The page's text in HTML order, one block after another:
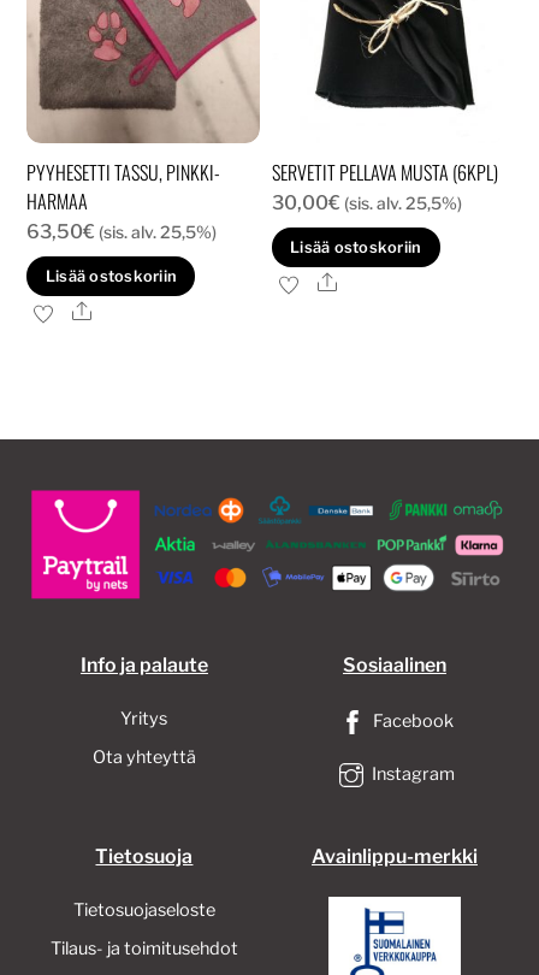
PYYHESETTI TASSU, PINKKI-
HARMAA
63,50€ (sis. alv. 25,5%)
Lisää ostoskoriin
Ale
SERVETIT PELLAVA MUSTA (6KPL)
30,00€ (sis. alv. 25,5%)
Lisää ostoskoriin
Ale
Info ja palaute
Yritys
Ota yhteyttä
Sosiaalinen
Facebook
Instagram
Tietosuoja
Tietosuojaseloste
Tilaus- ja toimitusehdot
Avainlippu-merkki